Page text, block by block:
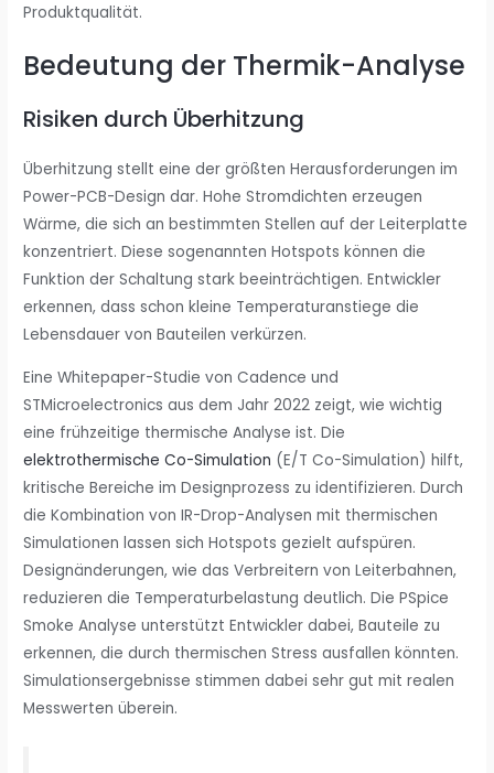
Produktqualität.
Bedeutung der Thermik-Analyse
Risiken durch Überhitzung
Überhitzung stellt eine der größten Herausforderungen im
Power-PCB-Design dar. Hohe Stromdichten erzeugen
Wärme, die sich an bestimmten Stellen auf der Leiterplatte
konzentriert. Diese sogenannten Hotspots können die
Funktion der Schaltung stark beeinträchtigen. Entwickler
erkennen, dass schon kleine Temperaturanstiege die
Lebensdauer von Bauteilen verkürzen.
Eine Whitepaper-Studie von Cadence und
STMicroelectronics aus dem Jahr 2022 zeigt, wie wichtig
eine frühzeitige thermische Analyse ist. Die
elektrothermische Co-Simulation (E/T Co-Simulation) hilft,
kritische Bereiche im Designprozess zu identifizieren. Durch
die Kombination von IR-Drop-Analysen mit thermischen
Simulationen lassen sich Hotspots gezielt aufspüren.
Designänderungen, wie das Verbreitern von Leiterbahnen,
reduzieren die Temperaturbelastung deutlich. Die PSpice
Smoke Analyse unterstützt Entwickler dabei, Bauteile zu
erkennen, die durch thermischen Stress ausfallen könnten.
Simulationsergebnisse stimmen dabei sehr gut mit realen
Messwerten überein.